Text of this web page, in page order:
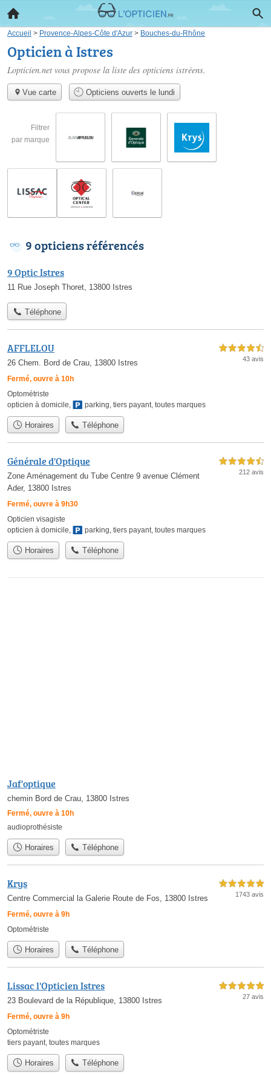
Accueil > Provence-Alpes-Côte d'Azur > Bouches-du-Rhône
Opticien à Istres
Lopticien.net vous propose la liste des opticiens istréens.
Vue carte Opticiens ouverts le lundi
Filtrer
par marque
9 opticiens référencés
9 Optic Istres
11 Rue Joseph Thoret, 13800 Istres
Téléphone
AFFLELOU
26 Chem. Bord de Crau, 13800 Istres
Fermé, ouvre à 10h
4,5 étoiles sur 5
43 avis
Optométriste
opticien à domicile
parking tiers payant toutes marques
Horaires Téléphone
Générale d'Optique
Zone Aménagement du Tube Centre 9 avenue Clément
Ader, 13800 Istres
Fermé, ouvre à 9h30
4,5 étoiles sur 5
212 avis
Opticien visagiste
opticien à domicile, parking, tiers payant, toutes marques
Horaires Téléphone
Jaf'optique
chemin Bord de Crau, 13800 Istres
Fermé, ouvre à 10h
audioprothésiste
Horaires Téléphone
Krys
Centre Commercial la Galerie Route de Fos, 13800 Istres
Fermé, ouvre à 9h
5,0 étoiles sur 5
1743 avis
Optométriste
Horaires Téléphone
Lissac l'Opticien Istres
23 Boulevard de la République, 13800 Istres
Fermé, ouvre à 9h
5,0 étoiles sur 5
27 avis
Optométriste
tiers payant, toutes marques
Horaires Téléphone